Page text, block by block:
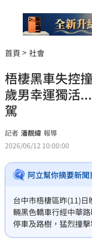
首頁 社會
梧棲黑車失控
歲男幸運獨活
駕
記者 潘靚緯 報導
2026/06/12 10:00:00
阿立幫你摘要新聞
台中市梧棲區昨(11)
輛黑色轎車行經中華
停車及路樹，猛烈撞
飛車外，傷重送醫不